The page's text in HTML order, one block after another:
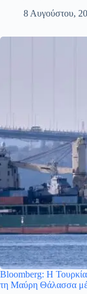
8 Αυγούστου,
Bloomberg: Η Τουρκία
τη Μαύρη Θάλασσα